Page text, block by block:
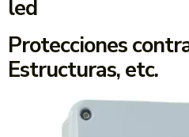
led
Protecciones
Estructuras, etc.